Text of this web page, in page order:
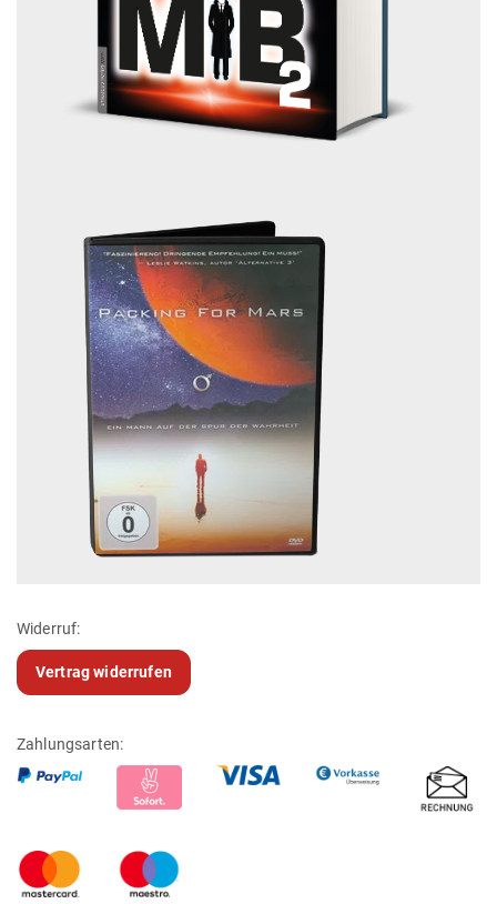
Widerruf:
Vertrag widerrufen
Zahlungsarten: